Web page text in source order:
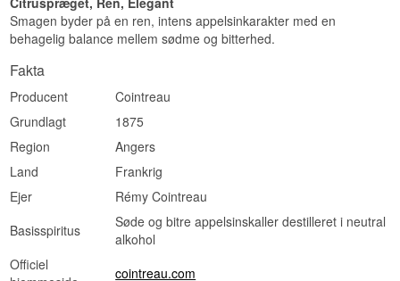
Smagen byder på en ren, intens appelsinkarakter med en
behagelig balance mellem sødme og bitterhed.
Fakta
Producent
Cointreau
Grundlagt
1875
Region
Angers
Land
Frankrig
Ejer
Rémy Cointreau
Basisspiritus
Søde og bitre appelsinskaller destilleret i neutral
alkohol
Officiel
cointreau.com